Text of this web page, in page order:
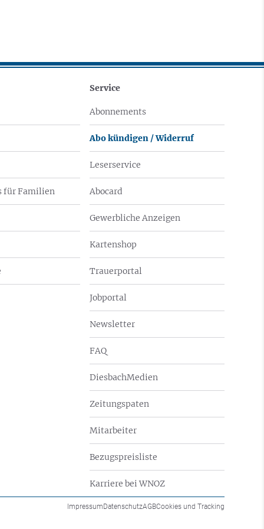
für Familien
Service
Abonnements
Abo kündigen / Widerruf
Leserservice
Abocard
Gewerbliche Anzeigen
Kartenshop
Trauerportal
Jobportal
Newsletter
FAQ
DiesbachMedien
Zeitungspaten
Mitarbeiter
Bezugspreisliste
Karriere bei WNOZ
ImpressumDatenschutzAGBCookies und Tracking